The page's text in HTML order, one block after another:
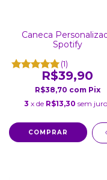
Caneca
Spotify
(1)
R$39,90
R$38,70 com Pix
3 x de R$13,30 sem
COMPRAR